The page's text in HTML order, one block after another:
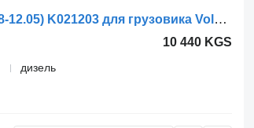
Главный тормозной кран Knorr-Bremse ФМ12 (01.98-12.05) K021203 для грузовика Volvo FM7-FM12, FM, FMX (1998-2014)
10 440 KGS
дизель